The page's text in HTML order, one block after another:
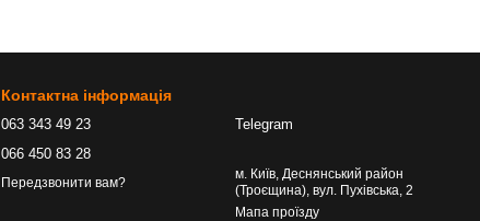
Контактна інформація
063 343 49 23
066 450 83 28
Передзвонити вам?
Telegram
м. Київ, Деснянський район
(Троєщина), вул. Пухівська, 2
Мапа проїзду